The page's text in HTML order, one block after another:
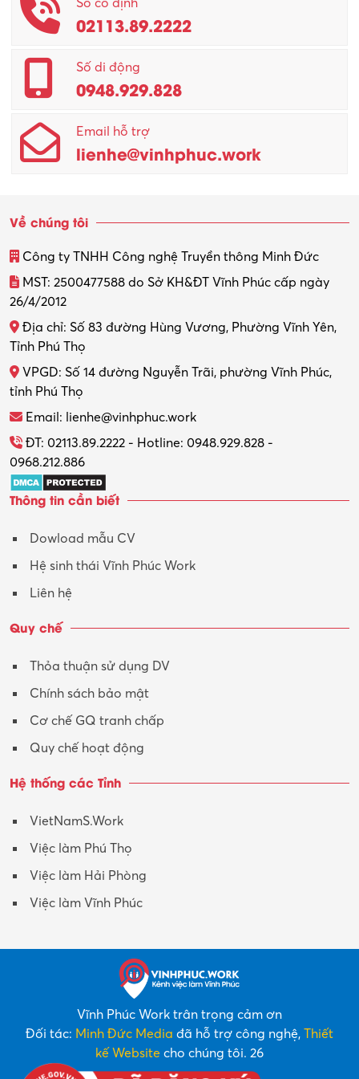
Promotion Girl (PG)
Quản lý – Giám đốc
Quản lý chất lượng – QC
Quản lý sản xuất
Quản trị kinh doanh
Thiết kế nội thất
Thợ máy – Ô tô – Xe máy
Thực tập
Tổ chức sự kiện – Quà tặng
Trợ lý
Tư vấn
Tư vấn – Kiến trúc
Y tế-Dược
Số cố định
02113.89.2222
Số di động
0948.929.828
Email hỗ trợ
lienhe@vinhphuc.work
Về chúng tôi
Công ty TNHH Công nghệ Truyền thông Minh Đức
MST: 2500477588 do Sở KH&ĐT Vĩnh Phúc cấp ngày
26/4/2012
Địa chỉ: Số 83 đường Hùng Vương, Phường Vĩnh Yên,
Tỉnh Phú Thọ
VPGD: Số 14 đường Nguyễn Trãi, phường Vĩnh Phúc,
tỉnh Phú Thọ
Email: lienhe@vinhphuc.work
ĐT: 02113.89.2222 - Hotline: 0948.929.828 -
0968.212.886
Thông tin cần biết
Dowload mẫu CV
Hệ sinh thái Vĩnh Phúc Work
Liên hệ
Quy chế
Thỏa thuận sử dụng DV
Chính sách bảo mật
Cơ chế GQ tranh chấp
Quy chế hoạt động
Hệ thống các Tỉnh
VietNamS.Work
Việc làm Phú Thọ
Việc làm Hải Phòng
Việc làm Vĩnh Phúc
Vĩnh Phúc Work trân trọng cảm ơn
Đối tác: Minh Đức Media đã hỗ trợ công nghệ, Thiết
kế Website cho chúng tôi. 26